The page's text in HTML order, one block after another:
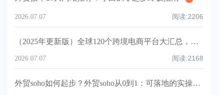
2026.07.07 阅读:2206
（2025年更新版）全球120个跨境电商平台大汇总，附入驻要求、注册门槛和适合品类！
2026.07.07 阅读:2168
外贸soho如何起步？外贸soho从0到1：可落地的实操指南（含模板、清单、时间线与KPIs）